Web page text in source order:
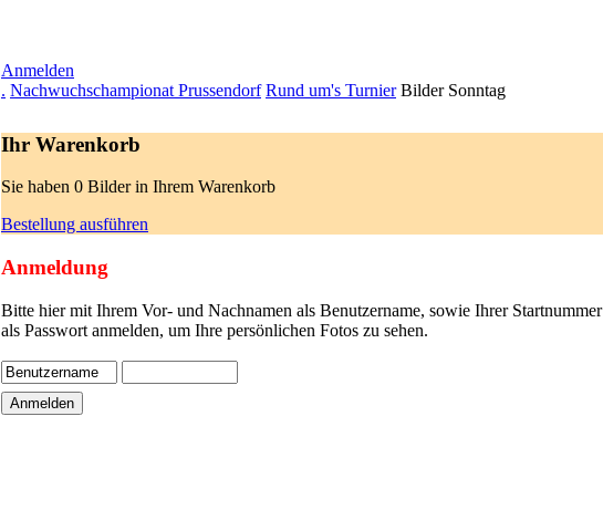
Anmelden
. Nachwuchschampionat Prussendorf Rund um's Turnier Bilder Sonntag
Ihr Warenkorb
Sie haben 0 Bilder in Ihrem Warenkorb
Bestellung ausführen
Anmeldung
Bitte hier mit Ihrem Vor- und Nachnamen als Benutzername, sowie Ihrer Startnummer
als Passwort anmelden, um Ihre persönlichen Fotos zu sehen.